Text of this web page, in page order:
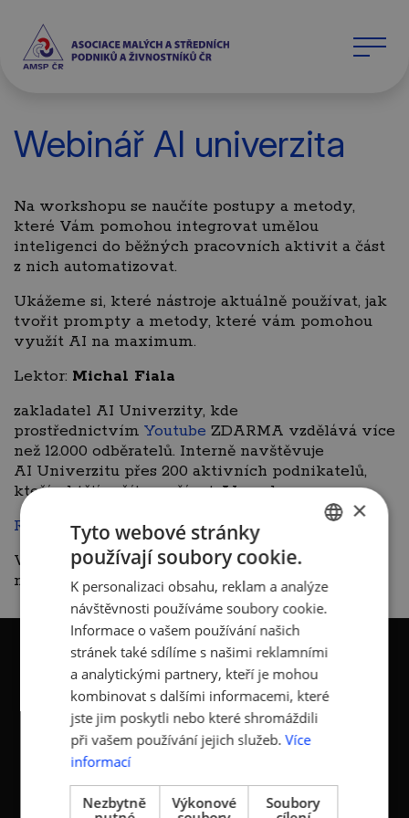
Webinář AI univerzita
Na workshopu se naučíte postupy a metody,
které Vám pomohou integrovat umělou
inteligenci do běžných pracovních aktivit a část
z nich automatizovat.
Ukážeme si, které nástroje aktuálně používat, jak
tvořit prompty a metody, které vám pomohou
využít AI na maximum.
Lektor: Michal Fiala
zakladatel AI Univerzity, kde
prostřednictvím Youtube ZDARMA vzdělává více
než 12.000 odběratelů. Interně navštěvuje
AI Univerzitu přes 200 aktivních podnikatelů,
kteří, chtějí začít využívat AI naplno.
REGISTRACE zdarma
V případě dotazů nás neváhejte kontaktovat
na e-mailblaha@amsp.cz
KONTAKTY
Asociace malých a
středních podniků a
živnostníků České
186 00 Praha 8 - Karlín
ENGLISH
×
Tyto webové stránky
používají soubory cookie.
K personalizaci obsahu, reklam a analýze
návštěvnosti používáme soubory cookie.
Informace o vašem používání našich
stránek také sdílíme s našimi reklamními
a analytickými partnery, kteří je mohou
kombinovat s dalšími informacemi, které
jste jim poskytli nebo které shromáždili
při vašem používání jejich služeb. Více
informací
Nezbytně
Výkonové
Soubory